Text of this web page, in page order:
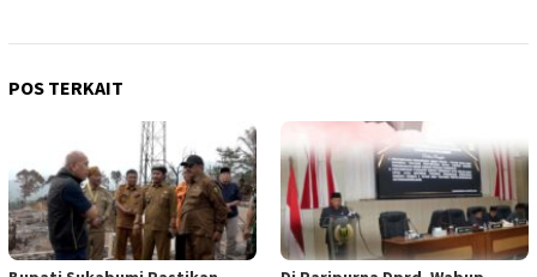
POS TERKAIT